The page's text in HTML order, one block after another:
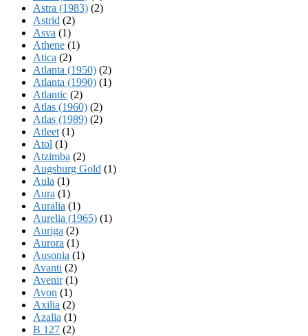
Astra (1983) (2)
Astrid (2)
Asva (1)
Athene (1)
Atica (2)
Atlanta (1950) (2)
Atlanta (1990) (1)
Atlantic (2)
Atlas (1960) (2)
Atlas (1989) (2)
Atleet (1)
Atol (1)
Atzimba (2)
Augsburg Gold (1)
Aula (1)
Aura (1)
Auralia (1)
Aurelia (1965) (1)
Auriga (2)
Aurora (1)
Ausonia (1)
Avanti (2)
Avenir(1)
Avon (1)
Axilia (2)
Azalia (1)
B 127 (2)